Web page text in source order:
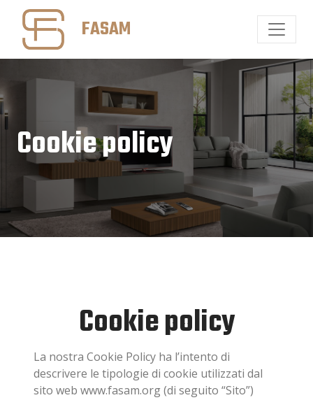
FASAM
Cookie policy
Cookie policy
La nostra Cookie Policy ha l’intento di
descrivere le tipologie di cookie utilizzati dal
sito web www.fasam.org (di seguito “Sito”)